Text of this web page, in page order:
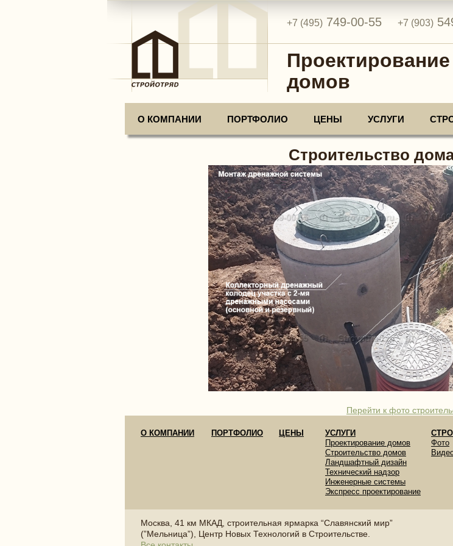
домов
+7 (495)749-00-55 +7 (903)
О КОМПАНИИ ПОРТФОЛИО ЦЕНЫ УСЛУГИ
Строительство
Перейти к фото
О КОМПАНИИ ПОРТФОЛИО ЦЕНЫ
УСЛУГИ
Проектирование домов
Строительство домов
Ландшафтный дизайн
Технический надзор
Инженерные системы
Экспресс проектирование
Фото
Москва, 41 км МКАД, строительная ярмарка “Славянский мир”
(”Мельница”), Центр Новых Технологий в Строительстве.